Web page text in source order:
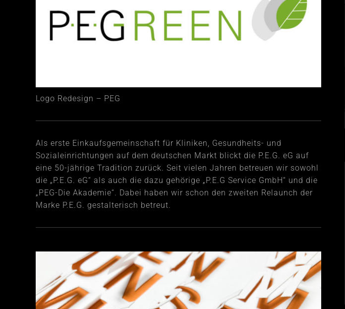
Logo Redesign – PEG
Als erste Einkaufsgemeinschaft für Kliniken, Gesundheits- und
Sozialeinrichtungen auf dem deutschen Markt blickt die P.E.G. eG auf
eine 50-jährige Tradition zurück. Seit vielen Jahren betreuen wir sowohl
die „P.E.G. eG“ als auch die dazu gehörige „P.E.G Service GmbH“ und die
„PEG-Die Akademie“. Dabei haben wir schon den zweiten Relaunch der
Marke P.E.G. gestalterisch betreut.